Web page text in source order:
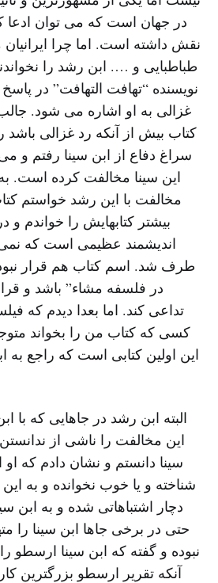
در جهان است که می توان ادعا
نقش داشته است. اما چرا
طباطبایی و …. ابن رشد را
نویسنده “تهافت التهافت” در
غزالی به او اشاره می شود.
کتاب بیش از آنکه رد غزالی
سراغ دفاع از ابن سینا رفتم و
این سینا مخالفت کرده است.
مخالفت با این رشد خواستم
بیشتر کتابهایش را خواندم و
اندیشمند عظیمی است که
طرف شد. اسم کتاب هم قرار
در فلسفه مشاء” باشد و
تداعی کند. اما بعدا دیدم که
کسی که کتاب من را بخواند
این اولین کتابی است که راجع به
البته ابن رشد در جاهایی که با
این مخالفت را ناشی از
سینا دانستم و نشان دادم که
شناخته و یا خوب نخوانده و به
دچار اشتباهاتی شده و به ابن
حتی در برخی جاها ابن سینا را
نبوده و گفته که ابن سینا
آنکه تقریر ارسطو بزرگترین